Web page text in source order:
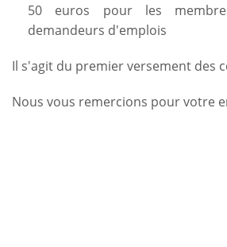
50 euros pour les
demandeurs d'emplois
Il s'agit du premier versement des
Nous vous remercions pour votre